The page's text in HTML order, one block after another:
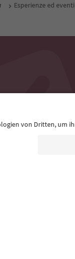
Esperienze ed eventi